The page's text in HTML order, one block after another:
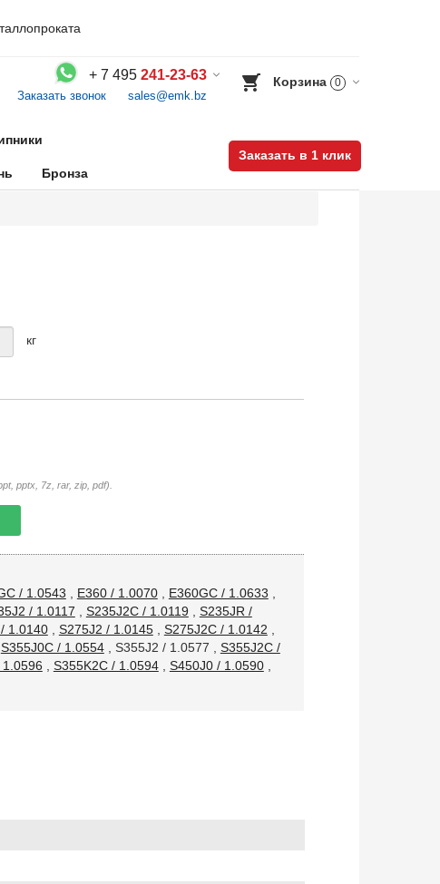
+ 7 495 241-23-63
Заказать звонок sales@emk.bz
Корзина 0
Бронза
Заказать в 1 клик
кг
pptx, 7z, rar, zip, pdf).
/ 1.0543 E360 / 1.0070, E360GC / 1.0633
/ 1.0117 S235J2C / 1.0119
S235JR /
1.0140, S275J2 / 1.0145, S275J2C / 1.0142
S355J0C / 1.0554, S355J2 / 1.0577
S355J2C /
S355K2C / 1.0594, S450J0 / 1.0590,